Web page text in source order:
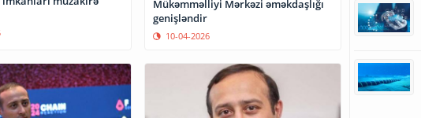
Mükəmməlliyi Mərkəzi əməkdaşlığı
genişləndir
10-04-2026